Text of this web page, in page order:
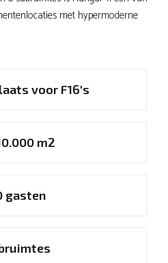
met hypermoderne
voor F16's
m2
gasten